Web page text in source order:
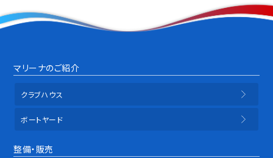
マリーナのご紹介
クラブハウス
ボートヤード
整備・販売